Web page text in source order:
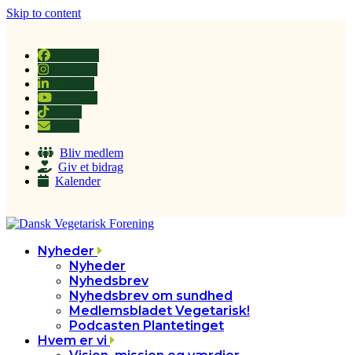
Skip to content
Tiktok
Bliv medlem
Giv et bidrag
Kalender
Nyheder
Nyheder
Nyhedsbrev
Nyhedsbrev om sundhed
Medlemsbladet Vegetarisk!
Podcasten Plantetinget
Hvem er vi